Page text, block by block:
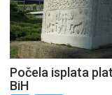
Počela isplata
BiH